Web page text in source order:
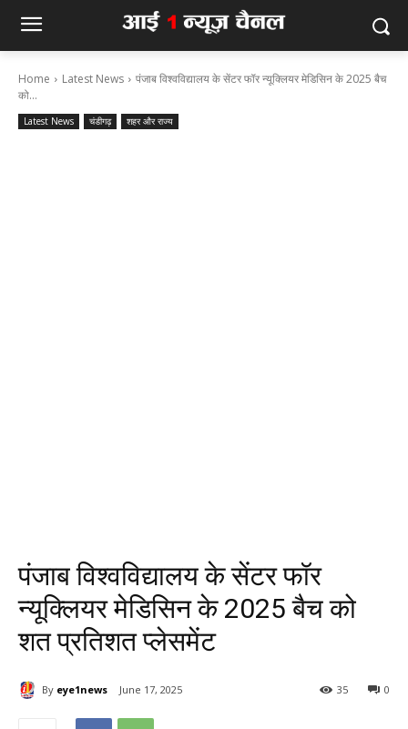
Home Latest News
पंजाब विश्वविद्यालय के सेंटर फॉर न्यूक्लियर मेडिसिन के 2025 बैच
को...
Latest News चंडीगढ़ शहर और राज्य
पंजाब विश्वविद्यालय के सेंटर फॉर
न्यूक्लियर मेडिसिन के 2025 बैच को
शत प्रतिशत प्लेसमेंट
By eye1news June 17, 2025 0
35